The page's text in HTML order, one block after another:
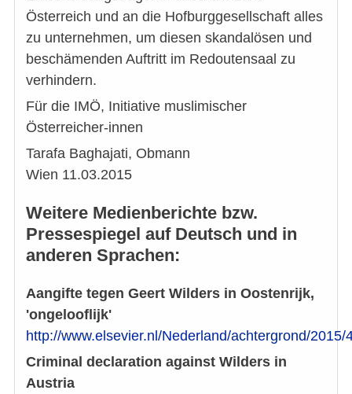
Österreich und an die Hofburggesellschaft alles
zu unternehmen, um diesen skandalösen und
beschämenden Auftritt im Redoutensaal zu
verhindern.
Für die IMÖ, Initiative muslimischer
Österreicher-innen
Tarafa Baghajati, Obmann
Wien 11.03.2015
Weitere Medienberichte bzw.
Pressespiegel auf Deutsch und in
anderen Sprachen:
Aangifte tegen Geert Wilders in Oostenrijk,
'ongelooflijk'
http://www.elsevier.nl/Nederland/achtergrond/
Criminal declaration against Wilders in
Austria